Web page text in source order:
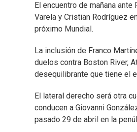
El encuentro de mañana
Varela y Cristian Rodríguez
próximo Mundial.
La inclusión de Franco
duelos contra Boston River,
desequilibrante que tiene el
El lateral derecho será otra
conducen a Giovanni
pasado 29 de abril en la